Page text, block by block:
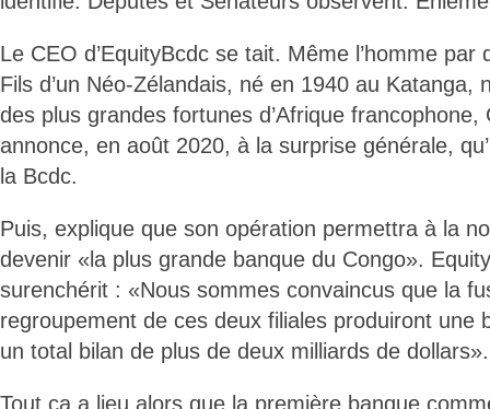
Le CEO d’EquityBcdc se tait. Même l’homme par
Fils d’un Néo-Zélandais, né en 1940 au Katanga,
des plus grandes fortunes d’Afrique
annonce, en août 2020, à la surprise générale,
la Bcdc.
Puis, explique que son opération permettra à la
devenir «la plus grande banque du Congo».
surenchérit : «Nous sommes convaincus que la
regroupement de ces deux filiales produiront une
un total bilan de plus de deux milliards de dollars».
Tout ça a lieu alors que la première banque